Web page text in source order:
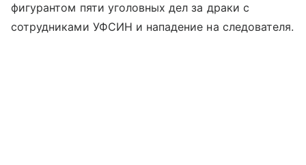
фигурантом пяти уголовных дел за драки с
сотрудниками УФСИН и нападение на следователя.